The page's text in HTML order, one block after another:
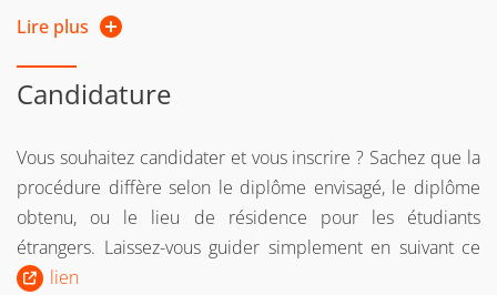
dans ce même cursus ou via une validation (d’acquis ou
d’études) selon les conditions déterminées par
l’université ou la formation
continue :
si vous reprenez vos études après 2 ans d'interruption
d'études
ou si vous suiviez une formation sous le régime
Lire plus
Candidature
Vous souhaitez candidater et vous inscrire ? Sachez que la
procédure diffère selon le diplôme envisagé, le diplôme
obtenu, ou le lieu de résidence pour les étudiants
étrangers. Laissez-vous guider simplement en suivant ce
lien